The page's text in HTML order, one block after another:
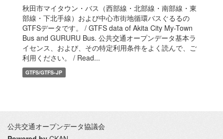
秋田市マイタウン・バス（西部線・北部線・南部線・東
部線・下北手線）および中心市街地循環バスぐるるの
GTFSデータです。 / GTFS data of Akita City My-Town
Bus and GURURU Bus. 公共交通オープンデータ基本ラ
イセンス、および、その特定利用条件をよく読んで、ご
利用ください。 / Read...
GTFS/GTFS-JP
公共交通オープンデータ協議会